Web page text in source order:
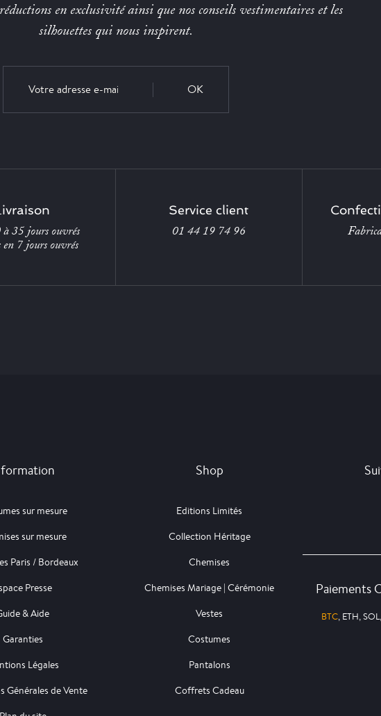
en exclusivité ainsi que nos conseils vestimentaires et les
silhouettes qui nous inspirent.
OK
à 35 jours ouvrés
en 7 jours ouvrés
Service client
01 44 19 74 96
sur mesure
sur mesure
Paris / Bordeaux
Presse
& Aide
Garanties
Légales
Générales de Vente
Shop
Editions Limités
Collection Héritage
Chemises
Chemises Mariage | Cérémonie
Vestes
Costumes
Pantalons
Coffrets Cadeau
Paiements
BTC, ETH,